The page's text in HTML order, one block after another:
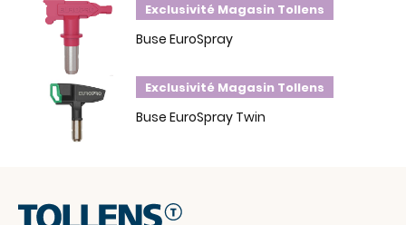
Exclusivité Magasin Tollens
Buse EuroSpray
Exclusivité Magasin Tollens
Buse EuroSpray Twin